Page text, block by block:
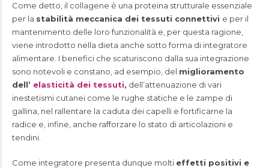
Come detto, il collagene è una proteina strutturale essenziale
per la stabilità meccanica dei tessuti connettivi e per il
mantenimento delle loro funzionalità e, per questa ragione,
viene introdotto nella dieta anche sotto forma di integratore
alimentare. I benefici che scaturiscono dalla sua integrazione
sono notevoli e constano, ad esempio, del miglioramento
dell’ elasticità dei tessuti, dell’attenuazione di vari
inestetismi cutanei come le rughe statiche e le zampe di
gallina, nel rallentare la caduta dei capelli e fortificarne la
radice e, infine, anche rafforzare lo stato di articolazioni e
tendini.
Come integratore presenta dunque molti effetti positivi e